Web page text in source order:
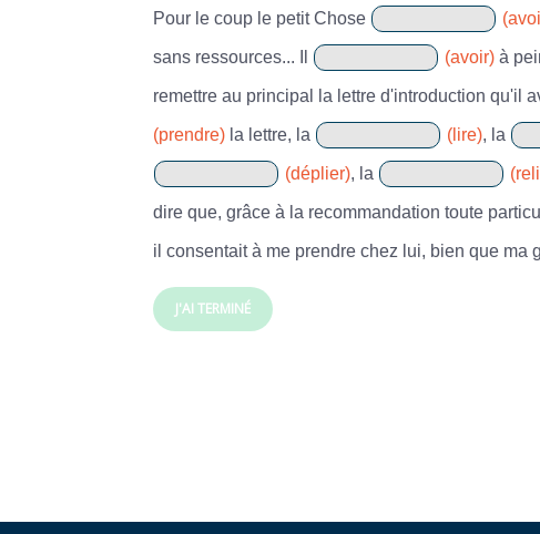
Pour le coup le petit Chose
sans ressources... Il (avoir)à
remettre au principal la lettre d'introduction qu'il
(prendre)la lettre, la (lire), la
(déplier), la
dire que, grâce à la recommandation toute
il consentait à me prendre chez lui, bien que ma
J'AI TERMINÉ